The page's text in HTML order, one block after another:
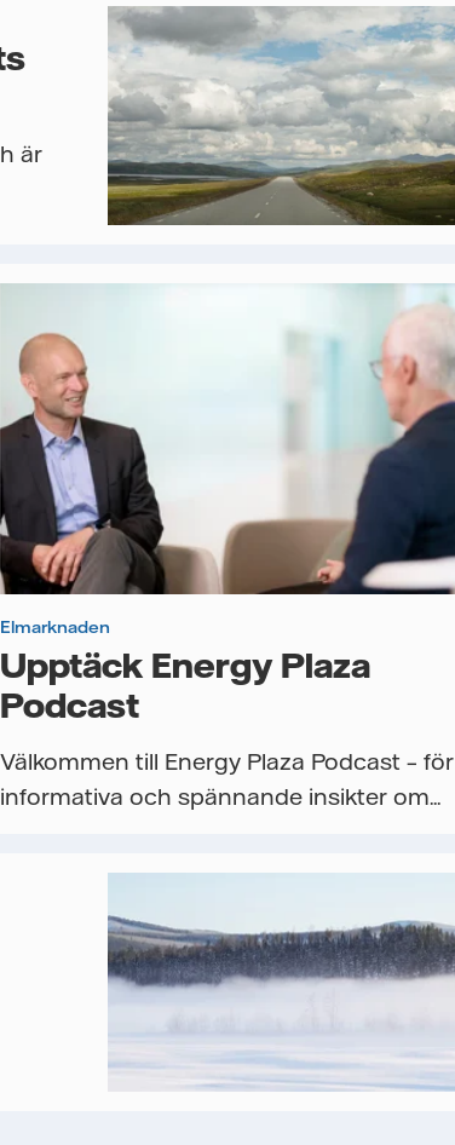
är
Elmarknaden
Upptäck Energy Plaza
Podcast
Välkommen till Energy Plaza Podcast – för
informativa och spännande insikter om...